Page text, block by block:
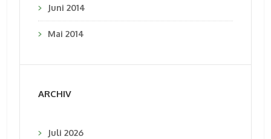
Juni 2014
Mai 2014
ARCHIV
Juli 2026